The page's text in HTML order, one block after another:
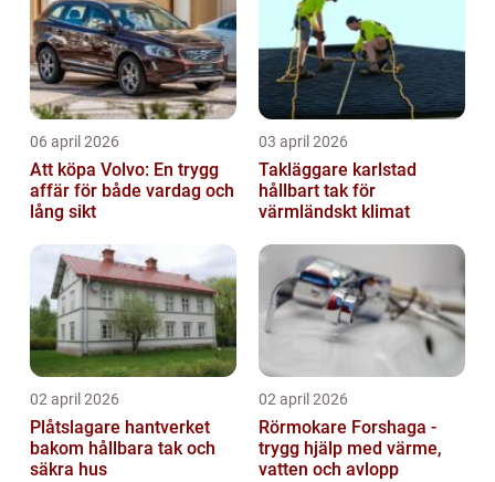
06 april 2026
Att köpa Volvo: En trygg
affär för både vardag och
lång sikt
03 april 2026
Takläggare karlstad
hållbart tak för
värmländskt klimat
02 april 2026
Plåtslagare hantverket
bakom hållbara tak och
säkra hus
02 april 2026
Rörmokare Forshaga -
trygg hjälp med värme,
vatten och avlopp